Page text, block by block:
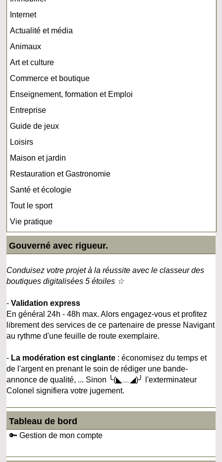
Internet
Actualité et média
Animaux
Art et culture
Commerce et boutique
Enseignement, formation et Emploi
Entreprise
Guide de jeux
Loisirs
Maison et jardin
Restauration et Gastronomie
Santé et écologie
Tout le sport
Vie pratique
Gouverné avec rigueur.
Conduisez votre projet à la réussite avec le classeur des
boutiques digitalisées 5 étoiles ☆
-Validation express
En général 24h - 48h max. Alors engagez-vous et profitez
librement des services de ce partenaire de presse Navigant
au rythme d'une feuille de route exemplaire.
- La modération est cinglante : économisez du temps et
de l'argent en prenant le soin de rédiger une bande-
annonce de qualité, ... Sinon ╰(◣﹏◢)╯ l'exterminateur
Colonel signifiera votre jugement.
Tableau de bord
🔑 Gestion de mon compte